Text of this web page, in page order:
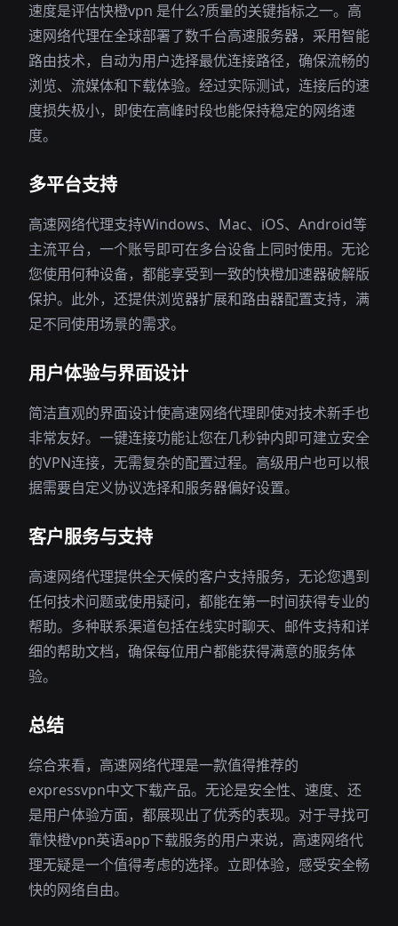
速度是评估快橙vpn 是什么?质量的关键指标之一。高
速网络代理在全球部署了数千台高速服务器，采用智能
路由技术，自动为用户选择最优连接路径，确保流畅的
浏览、流媒体和下载体验。经过实际测试，连接后的速
度损失极小，即使在高峰时段也能保持稳定的网络速
度。
多平台支持
高速网络代理支持Windows、Mac、iOS、Android等
主流平台，一个账号即可在多台设备上同时使用。无论
您使用何种设备，都能享受到一致的快橙加速器破解版
保护。此外，还提供浏览器扩展和路由器配置支持，满
足不同使用场景的需求。
用户体验与界面设计
简洁直观的界面设计使高速网络代理即使对技术新手也
非常友好。一键连接功能让您在几秒钟内即可建立安全
的VPN连接，无需复杂的配置过程。高级用户也可以根
据需要自定义协议选择和服务器偏好设置。
客户服务与支持
高速网络代理提供全天候的客户支持服务，无论您遇到
任何技术问题或使用疑问，都能在第一时间获得专业的
帮助。多种联系渠道包括在线实时聊天、邮件支持和详
细的帮助文档，确保每位用户都能获得满意的服务体
验。
总结
综合来看，高速网络代理是一款值得推荐的
expressvpn中文下载产品。无论是安全性、速度、还
是用户体验方面，都展现出了优秀的表现。对于寻找可
靠快橙vpn英语app下载服务的用户来说，高速网络代
理无疑是一个值得考虑的选择。立即体验，感受安全畅
快的网络自由。